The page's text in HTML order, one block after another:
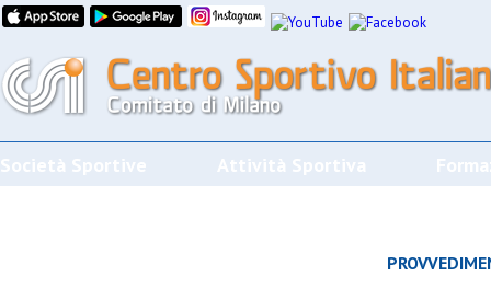
Società Sportive Attività Sportiva